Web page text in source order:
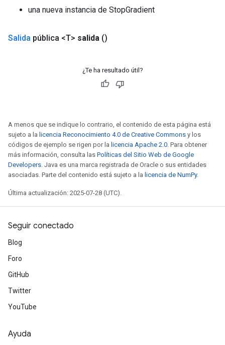
una nueva instancia de StopGradient
Salida pública <T> salida ()
¿Te ha resultado útil?
A menos que se indique lo contrario, el contenido de esta página está
sujeto a la licencia Reconocimiento 4.0 de Creative Commons y los
códigos de ejemplo se rigen por la licencia Apache 2.0. Para obtener
más información, consulta las Políticas del Sitio Web de Google
Developers. Java es una marca registrada de Oracle o sus entidades
asociadas. Parte del contenido está sujeto a la licencia de NumPy.
Última actualización: 2025-07-28 (UTC).
Seguir conectado
Blog
Foro
GitHub
Twitter
YouTube
Ayuda